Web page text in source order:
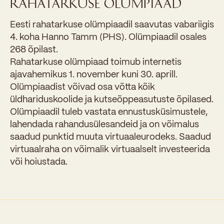
RAHATARKUSE OLÜMPIAAD
Eesti rahatarkuse olümpiaadil saavutas vabariigis
4. koha Hanno Tamm (PHS). Olümpiaadil osales
268 õpilast.
Rahatarkuse olümpiaad toimub internetis
ajavahemikus 1. november kuni 30. aprill.
Olümpiaadist võivad osa võtta kõik
üldhariduskoolide ja kutseõppeasutuste õpilased.
Olümpiaadil tuleb vastata ennustusküsimustele,
lahendada rahandusülesandeid ja on võimalus
saadud punktid muuta virtuaaleurodeks. Saadud
virtuaalraha on võimalik virtuaalselt investeerida
või hoiustada.